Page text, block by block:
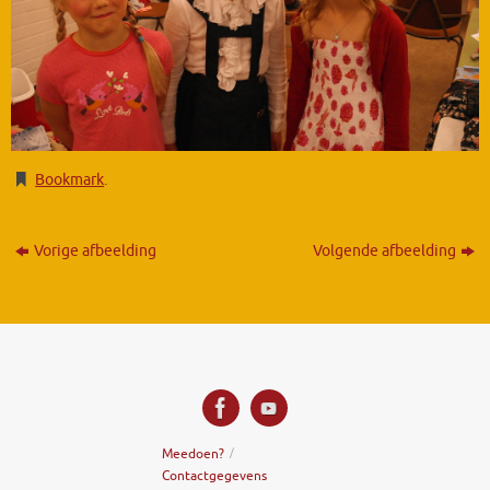
Bookmark.
Vorige afbeelding Volgende afbeelding
Meedoen?
Contactgegevens